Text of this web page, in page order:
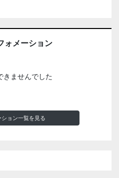
ォメーション
きませんでした
ョン一覧を見る